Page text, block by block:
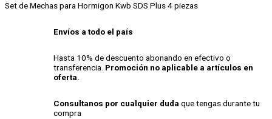
Set de Mechas para Hormigon Kwb SDS Plus 4 piezas
Envíos a todo el país
Hasta 10% de descuento abonando en efectivo o
transferencia. Promoción no aplicable a artículos en
oferta.
Consultanos por cualquier duda que tengas durante tu
compra